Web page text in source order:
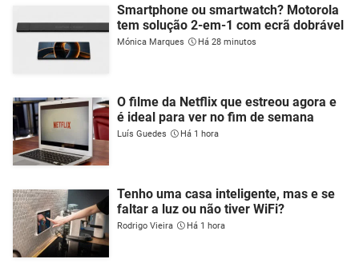
Smartphone ou smartwatch? Motorola
tem solução 2-em-1 com ecrã dobrável
Mónica Marques Há 28 minutos
O filme da Netflix que estreou agora e
é ideal para ver no fim de semana
Luís Guedes Há 1 hora
Tenho uma casa inteligente, mas e se
faltar a luz ou não tiver WiFi?
Rodrigo Vieira Há 1 hora